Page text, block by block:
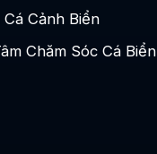
Cảnh Biển
Chăm Sóc Cá Biển